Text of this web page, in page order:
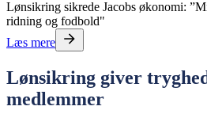
Lønsikring sikrede Jacobs økonomi:
ridning og fodbold"
Læs mere
Lønsikring giver
medlemmer